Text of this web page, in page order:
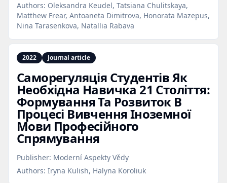
Authors: Oleksandra Keudel, Tatsiana Chulitskaya,
Matthew Frear, Antoaneta Dimitrova, Honorata Mazepus,
Nina Tarasenkova, Natallia Rabava
2022 Journal article
Саморегуляція Студентів Як
Необхідна Навичка 21 Століття:
Формування Та Розвиток В
Процесі Вивчення Іноземної
Мови Професійного
Спрямування
Publisher: Moderní Aspekty Vědy
Authors: Iryna Kulish, Halyna Koroliuk